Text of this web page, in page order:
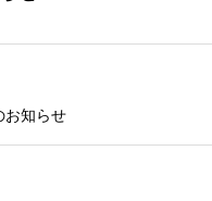
お知らせ